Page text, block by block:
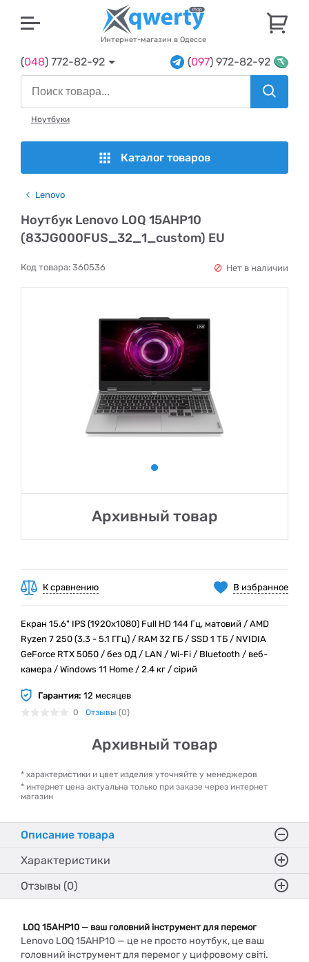
Интернет-магазин в Одессе
(048) 772-82-92 (097) 972-82-92
Ноутбуки
Каталог товаров
Lenovo
Ноутбук Lenovo LOQ 15AHP10
(83JG000FUS_32_1_custom) EU
Код товара: 360536 Нет в наличии
Архивный товар
В избранное
К сравнению
Екран 15.6" IPS (1920x1080) Full HD 144 Гц, матовий / AMD
Ryzen 7 250 (3.3 - 5.1 ГГц) / RAM 32 ГБ / SSD 1 ТБ / NVIDIA
GeForce RTX 5050 / без ОД / LAN / Wi-Fi / Bluetooth / веб-
камера / Windows 11 Home / 2.4 кг / сірий
Гарантия: 12 месяцев
0 Отзывы (0)
Архивный товар
* характеристики и цвет изделия уточняйте у менеджеров
* интернет цена актуальна только при заказе через интернет
магазин
Описание товара
Характеристики
Отзывы (0)
LOQ 15AHP10 — ваш головний інструмент для перемог
Lenovo LOQ 15AHP10 — це не просто ноутбук, це ваш
головний інструмент для перемог у цифровому світі.